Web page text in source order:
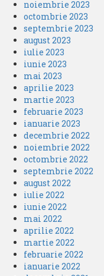
noiembrie 2023
octombrie 2023
septembrie 2023
august 2023
iulie 2023
iunie 2023
mai 2023
aprilie 2023
martie 2023
februarie 2023
ianuarie 2023
decembrie 2022
noiembrie 2022
octombrie 2022
septembrie 2022
august 2022
iulie 2022
iunie 2022
mai 2022
aprilie 2022
martie 2022
februarie 2022
ianuarie 2022